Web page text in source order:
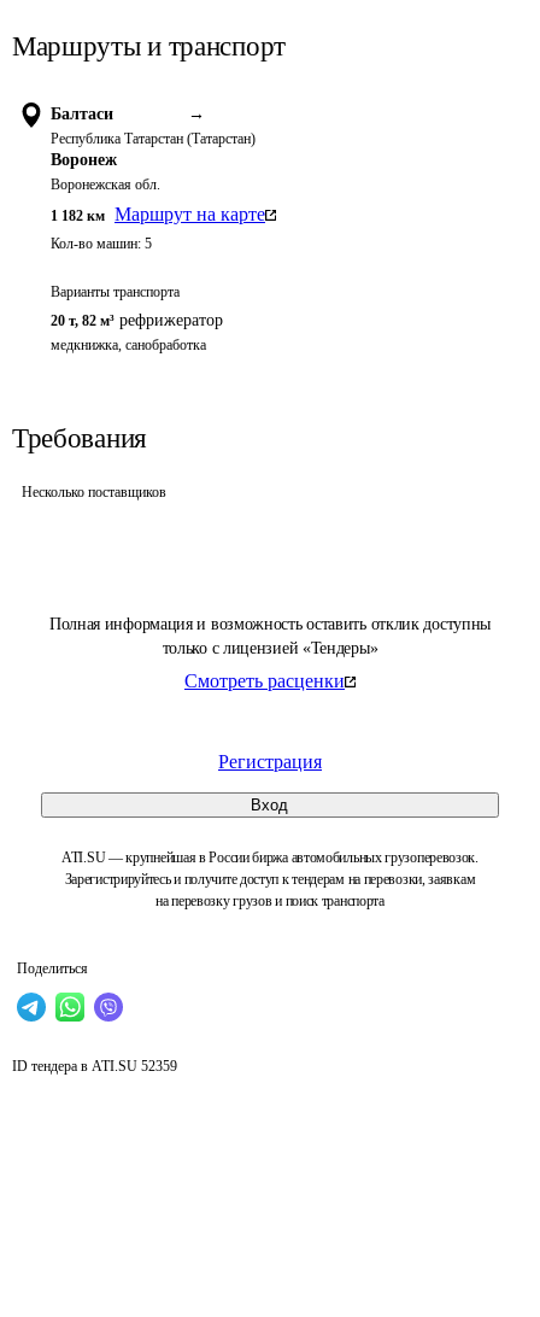
Полная информация и возможность оставить отклик доступны
только с лицензией «Тендеры»
Смотреть расценки
Регистрация
Вход
ATI.SU — крупнейшая в России биржа автомобильных грузоперевозок.
Зарегистрируйтесь и получите доступ к тендерам на перевозки, заявкам
на перевозку грузов и поиск транспорта
Поделиться
Маршруты и транспорт
Балтаси →
Республика Татарстан (Татарстан)
Воронеж
Воронежская обл.
1 182 км Маршрут на карте
Кол-во машин: 5
Варианты транспорта
20 т, 82 м³ рефрижератор
медкнижка, санобработка
Требования
Несколько поставщиков
ID тендера в ATI.SU 52359